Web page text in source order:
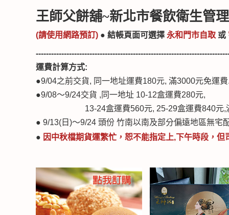
王師父餅舖~新北市餐飲衛生管
(請使用網路預訂) ● 結帳頁面可選擇 永和門市自取 或
運費計算方式:
●9/04之前交貨, 同一地址運費180元, 滿3000元免運
●9/08～9/24交貨 ,同一地址 10-12盒運費280元,
13-24盒運費560元, 25-29盒運費840元,滿
● 9/13(日)～9/24 頭份 竹南以南及部分偏遠地區無宅
● 因中秋檔期貨運繁忙， 恕不能指定上,下午時段 ， 但